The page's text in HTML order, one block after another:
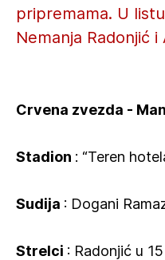
pripremama. U
Nemanja Radonjić
Crvena zvezda -
Stadion : “Teren
Sudija : Dogani
Strelci : Radonjić u